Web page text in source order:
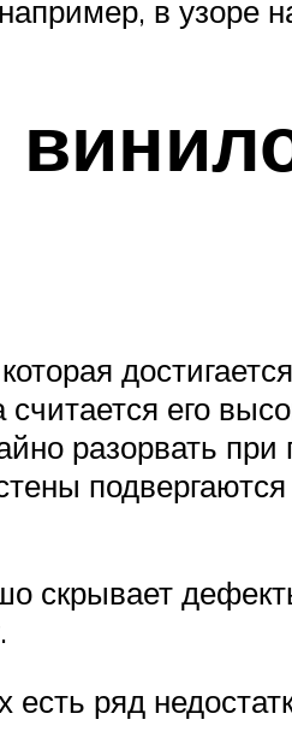
в узоре
его
разорвать при
скрывает
ряд